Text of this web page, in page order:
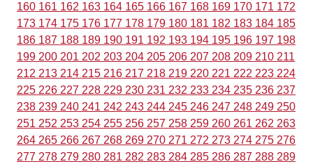
160 161 162 163 164 165 166 167 168 169 170 171 172
173 174 175 176 177 178 179 180 181 182 183 184 185
186 187 188 189 190 191 192 193 194 195 196 197 198
199 200 201 202 203 204 205 206 207 208 209 210 211
212 213 214 215 216 217 218 219 220 221 222 223 224
225 226 227 228 229 230 231 232 233 234 235 236 237
238 239 240 241 242 243 244 245 246 247 248 249 250
251 252 253 254 255 256 257 258 259 260 261 262 263
264 265 266 267 268 269 270 271 272 273 274 275 276
277 278 279 280 281 282 283 284 285 286 287 288 289